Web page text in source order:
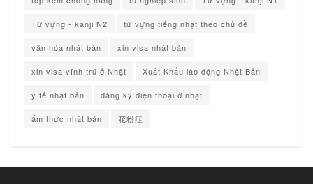
Từ vựng - kanji N2 từ vựng tiếng nhật theo chủ đề
văn hóa nhật bản xin visa nhật bản
xin visa vĩnh trú ở Nhật Xuất Khẩu lao động Nhật Bản
y tế nhật bản đăng ký điện thoại ở nhật
ẩm thực nhật bản 花粉症